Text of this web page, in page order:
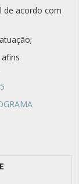
de acordo com